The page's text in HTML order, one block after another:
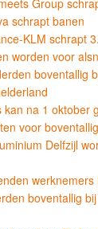
schrapt banen
KLM schrapt
worden voor
boventallig
kan na 1 oktober
voor
Delfzijl
boventallig